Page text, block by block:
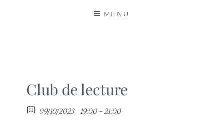
MENU
Club de lecture
09/10/2023 19:00 - 21:00